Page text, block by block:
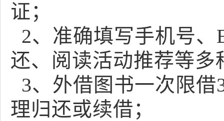
证；
2、准确填写手机号
还、阅读活动推荐等多
3、外借图书一次限
理归还或续借；